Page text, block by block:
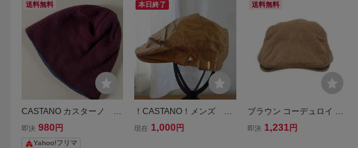
送料無料
CASTANO カスターノ ニ
ットビニー
即決 980 円
Yahoo!フリマ
本日終了
！CASTANO！メンズ ベ
ージュ色 ハンチング サ
現在 1,000 円
送料無料
ブラウン コーデュロイ ハ
ンチングキャップ 帽子 メ
即決 1,231円